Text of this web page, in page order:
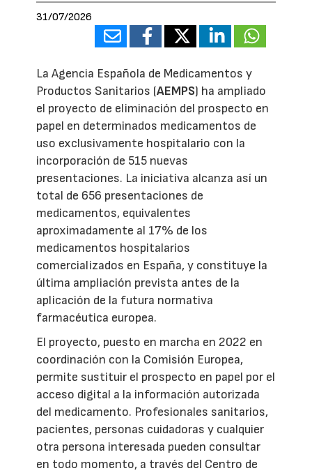
31/07/2026
La Agencia Española de Medicamentos y
Productos Sanitarios (AEMPS) ha ampliado
el proyecto de eliminación del prospecto en
papel en determinados medicamentos de
uso exclusivamente hospitalario con la
incorporación de 515 nuevas
presentaciones. La iniciativa alcanza así un
total de 656 presentaciones de
medicamentos, equivalentes
aproximadamente al 17% de los
medicamentos hospitalarios
comercializados en España, y constituye la
última ampliación prevista antes de la
aplicación de la futura normativa
farmacéutica europea.
El proyecto, puesto en marcha en 2022 en
coordinación con la Comisión Europea,
permite sustituir el prospecto en papel por el
acceso digital a la información autorizada
del medicamento. Profesionales sanitarios,
pacientes, personas cuidadoras y cualquier
otra persona interesada pueden consultar
en todo momento, a través del Centro de